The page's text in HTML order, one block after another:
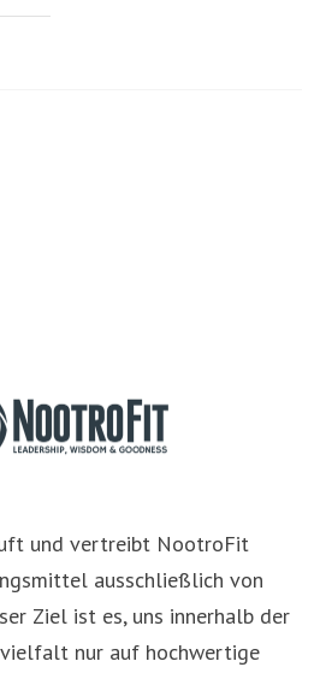
und vertreibt NootroFit
ausschließlich von
Ziel ist es, uns innerhalb der
nur auf hochwertige